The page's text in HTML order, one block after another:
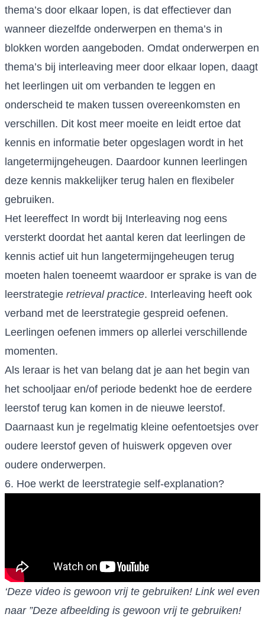
thema’s door elkaar lopen, is dat effectiever dan
wanneer diezelfde onderwerpen en thema’s in
blokken worden aangeboden. Omdat onderwerpen en
thema’s bij interleaving meer door elkaar lopen, daagt
het leerlingen uit om verbanden te leggen en
onderscheid te maken tussen overeenkomsten en
verschillen. Dit kost meer moeite en leidt ertoe dat
kennis en informatie beter opgeslagen wordt in het
langetermijngeheugen. Daardoor kunnen leerlingen
deze kennis makkelijker terug halen en flexibeler
gebruiken.
Het leereffect In wordt bij Interleaving nog eens
versterkt doordat het aantal keren dat leerlingen de
kennis actief uit hun langetermijngeheugen terug
moeten halen toeneemt waardoor er sprake is van de
leerstrategie retrieval practice. Interleaving heeft ook
verband met de leerstrategie gespreid oefenen.
Leerlingen oefenen immers op allerlei verschillende
momenten.
Als leraar is het van belang dat je aan het begin van
het schooljaar en/of periode bedenkt hoe de eerdere
leerstof terug kan komen in de nieuwe leerstof.
Daarnaast kun je regelmatig kleine oefentoetsjes over
oudere leerstof geven of huiswerk opgeven over
oudere onderwerpen.
6. Hoe werkt de leerstrategie self-explanation?
‘Deze video is gewoon vrij te gebruiken! Link wel even
naar ”Deze afbeelding is gewoon vrij te gebruiken!